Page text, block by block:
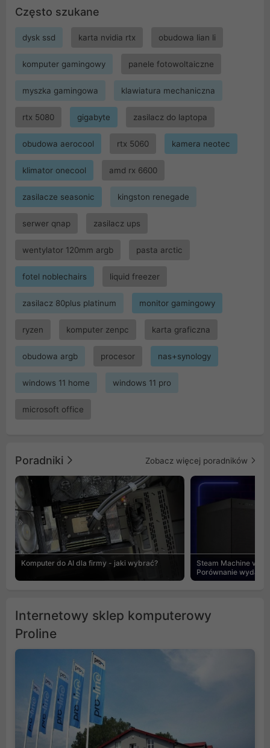
Często szukane
dysk ssd karta nvidia rtx obudowa lian li
komputer gamingowy panele fotowoltaiczne
myszka gamingowa klawiatura mechaniczna
rtx 5080 gigabyte zasilacz do laptopa
obudowa aerocool rtx 5060 kamera neotec
klimator onecool amd rx 6600
zasilacze seasonic kingston renegade
serwer qnap zasilacz ups
wentylator 120mm argb pasta arctic
fotel noblechairs liquid freezer
zasilacz 80plus platinum monitor gamingowy
ryzen komputer zenpc karta graficzna
obudowa argb procesor nas+synology
windows 11 home windows 11 pro
microsoft office
Poradniki Zobacz więcej poradników
Komputer do AI dla firmy - jaki wybrać?
Steam Machine vs
Porównanie
Internetowy sklep komputerowy
Proline